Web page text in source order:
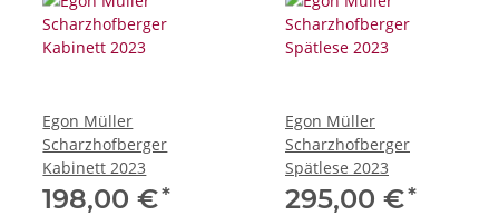
Egon Müller
Scharzhofberger
Kabinett 2023
198,00 €*
Egon Müller
Scharzhofberger
Spätlese 2023
295,00 €*